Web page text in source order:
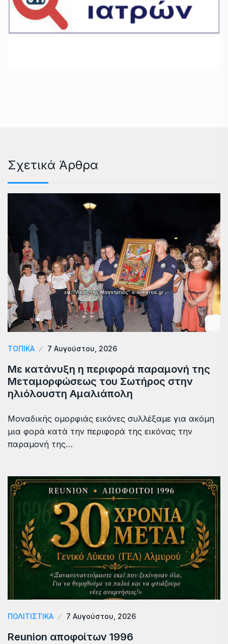
Σχετικά Άρθρα
ΤΟΠΙΚΆ 7 Αυγούστου, 2026
Με κατάνυξη η περιφορά παραμονή της
Μεταμορφώσεως του Σωτήρος στην
ηλιόλουστη Αμαλιάπολη
Μοναδικής ομορφιάς εικόνες συλλέξαμε για ακόμη
μια φορά κατά την περιφορά της εικόνας την
παραμονή της…
ΠΟΛΙΤΙΣΤΙΚΑ 7 Αυγούστου, 2026
Reunion αποφοίτων 1996